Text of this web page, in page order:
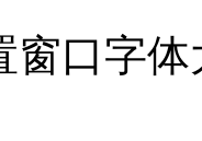
窗口字